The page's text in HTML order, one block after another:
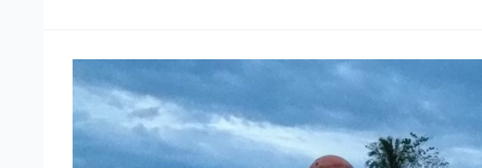
AQL
Peduli
Evakuasi
Korban
Bencana